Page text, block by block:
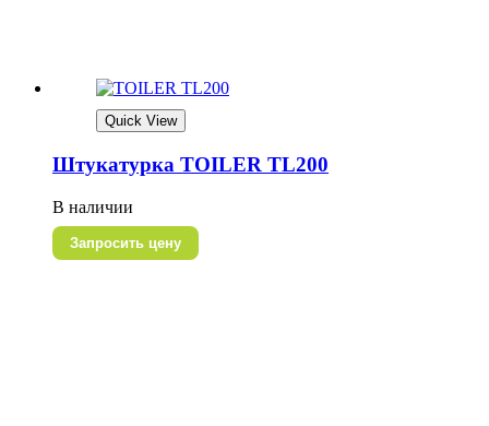
Quick View
Штукатурка TOILER TL200
В наличии
Запросить цену